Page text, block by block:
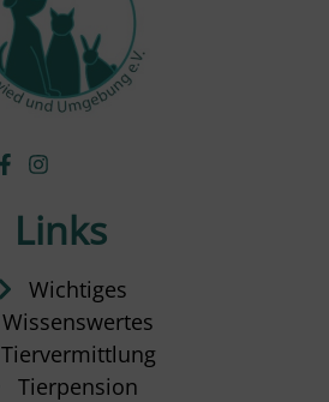
Links
Wichtiges
Wissenswertes
Tiervermittlung
Tierpension